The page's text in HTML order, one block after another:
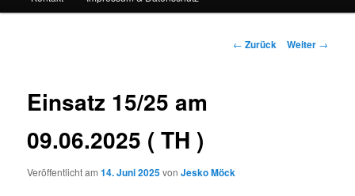
Beitrags-
← Zurück Weiter →
Einsatz 15/25 am
09.06.2025 ( TH )
Veröffentlicht am14. Juni 2025vonJesko Möck